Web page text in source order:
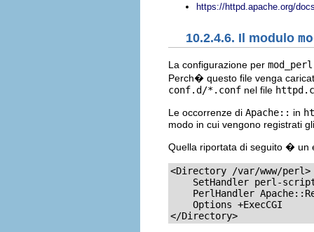
https://httpd.apache.org/
10.2.4.6. Il modulo
La configurazione per mod_perl
Perch� questo file venga
conf.d/*.conf nel file
Le occorrenze di Apache:: in
modo in cui vengono registrati
Quella riportata di seguito � un
<Directory /var/www/perl>
SetHandler perl-
PerlHandler
    Options +ExecCGI
</Directory>